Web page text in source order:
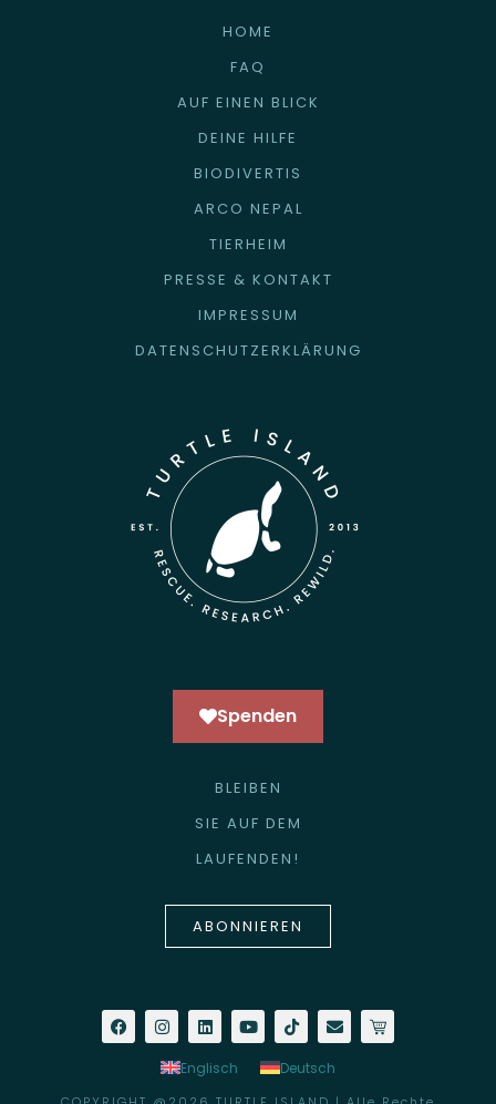
HOME
FAQ
AUF EINEN BLICK
DEINE HILFE
BIODIVERTIS
ARCO NEPAL
TIERHEIM
PRESSE & KONTAKT
IMPRESSUM
DATENSCHUTZERKLÄRUNG
Spenden
BLEIBEN
SIE AUF DEM
LAUFENDEN!
ABONNIEREN
Englisch Deutsch